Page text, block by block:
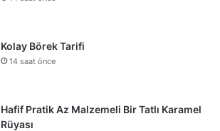
Kolay Börek Tarifi
14 saat önce
Hafif Pratik Az Malzemeli Bir Tatlı Karamel
Rüyası